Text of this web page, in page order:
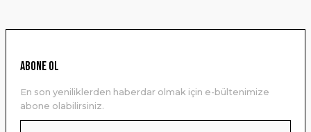
Ürün resmi kalitesiz, bozuk veya görüntülenemiyor.
Ürün bilgilerinde hatalar bulunuyor.
Ürün fiyatı diğer sitelerden daha pahalı.
ABONE OL
En son yeniliklerden haberdar olmak için e-bültenimize
abone olabilirsiniz.